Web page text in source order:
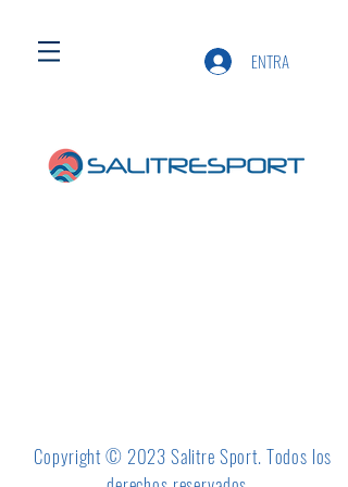
ENTRA
Copyright © 2023 Salitre Sport. Todos los